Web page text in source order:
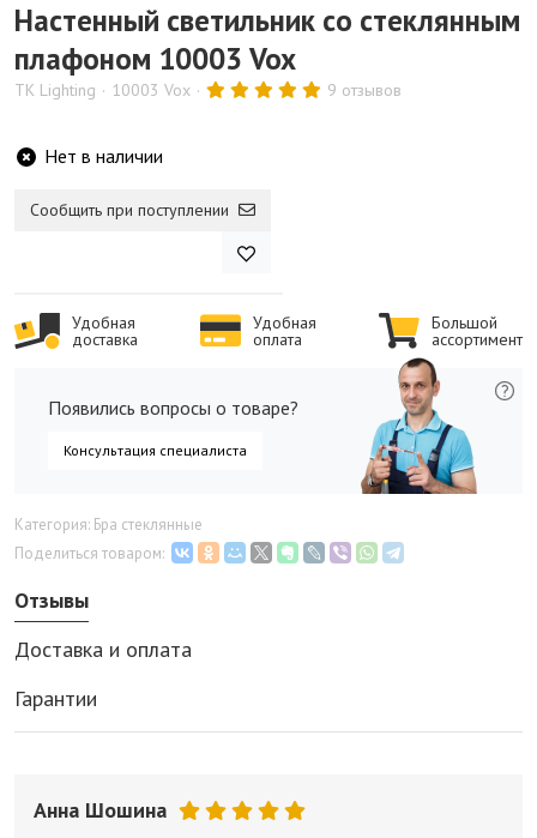
Настенный светильник со стеклянным
плафоном 10003 Vox
TK Lighting 10003 Vox 9 отзывов
Нет в наличии
Сообщить при поступлении
Удобная
доставка
Удобная
оплата
Большой
ассортимент
Появились вопросы о товаре?
Консультация специалиста
Категория: Бра стеклянные
Поделиться товаром:
Отзывы
Доставка и оплата
Гарантии
Анна Шошина